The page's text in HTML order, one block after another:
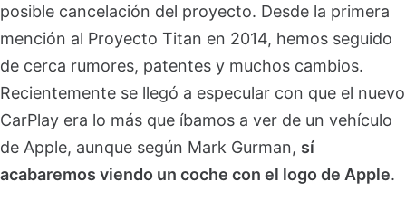
posible cancelación del proyecto. Desde la primera
mención al Proyecto Titan en 2014, hemos seguido
de cerca rumores, patentes y muchos cambios.
Recientemente se llegó a especular con que el nuevo
CarPlay era lo más que íbamos a ver de un vehículo
de Apple, aunque según Mark Gurman, sí
acabaremos viendo un coche con el logo de Apple.